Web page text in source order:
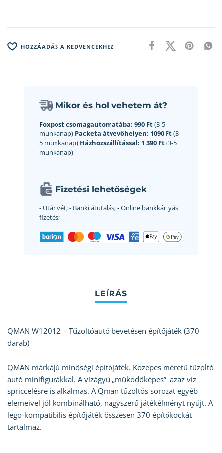
HOZZÁADÁS A KEDVENCEKHEZ
Mikor és hol vehetem át?
Foxpost csomagautomatába: 990 Ft(3-5
munkanap) Packeta átvevőhelyen: 1090 Ft(3-
5 munkanap) Házhozszállítással: 1 390 Ft(3-5
munkanap)
Fizetési lehetőségek
- Utánvét;- Banki átutalás;- Online bankkártyás
fizetés;
QMAN W12012 – Tűzoltóautó bevetésen építőjáték (370
darab)
QMAN márkájú minőségi építőjáték. Közepes méretű tűzoltó
autó minifigurákkal. A vízágyú „működőképes”, azaz víz
spriccelésre is alkalmas. A Qman tűzoltós sorozat egyéb
elemeivel jól kombinálható, nagyszerű játékélményt nyújt. A
lego-kompatibilis építőjáték összesen 370 építőkockát
tartalmaz.